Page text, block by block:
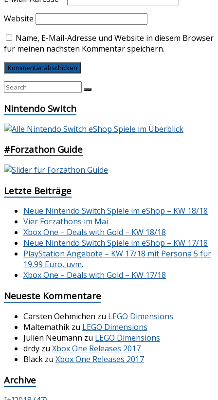
Website
Name, E-Mail-Adresse und Website in diesem Browser
für meinen nächsten Kommentar speichern.
Nintendo Switch
#Forzathon Guide
Letzte Beiträge
Neue Nintendo Switch Spiele im eShop – KW 18/18
Vier Forzathons im Mai
Xbox One – Deals with Gold – KW 18/18
Neue Nintendo Switch Spiele im eShop – KW 17/18
PlayStation Angebote – KW 17/18 mit Persona 5 für
19,99 Euro, uvm.
Xbox One – Deals with Gold – KW 17/18
Neueste Kommentare
Carsten Oehmichen zu LEGO Dimensions
Maltemathik zu LEGO Dimensions
Julien Neumann zu LEGO Dimensions
drdy zu Xbox One Releases 2017
Black zu Xbox One Releases 2017
Archive